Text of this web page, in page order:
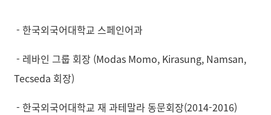
- 한국외국어대학교 스페인어과
- 레바인 그룹 회장 (Modas Momo, Kirasung, Namsan,
Tecseda 회장)
- 한국외국어대학교 재 과테말라 동문회장(2014-2016)